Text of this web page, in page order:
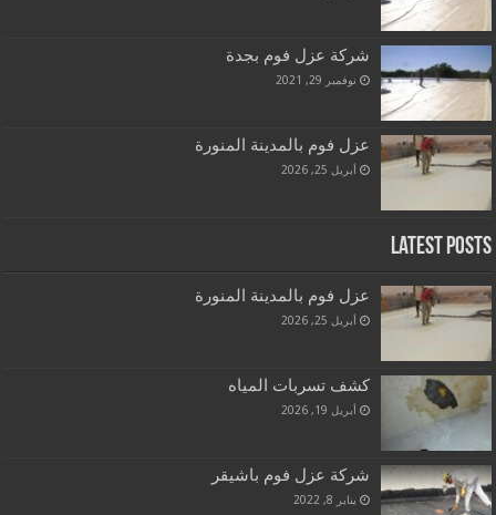
شركة عزل فوم بجدة
نوفمبر 29, 2021
عزل فوم بالمدينة المنورة
أبريل 25, 2026
Latest Posts
عزل فوم بالمدينة المنورة
أبريل 25, 2026
كشف تسربات المياه
أبريل 19, 2026
شركة عزل فوم باشيقر
يناير 8, 2022